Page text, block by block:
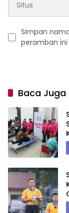
Simpan
peramban
Baca Juga